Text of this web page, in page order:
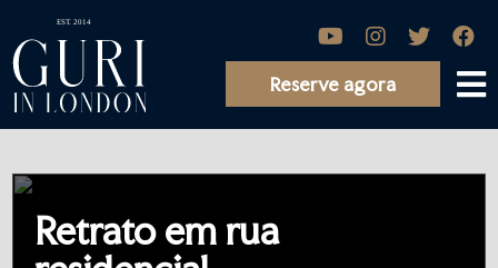
Reserve agora
Retrato em rua